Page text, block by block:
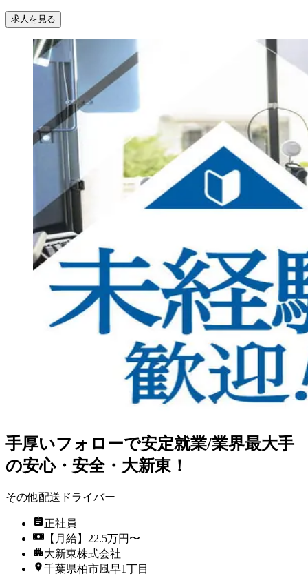
求人を見る
手厚いフォローで安定就業/業界最大手
の安心・安全・大新東！
その他配送ドライバー
正社員
【月給】22.5万円〜
大新東株式会社
千葉県柏市風早1丁目